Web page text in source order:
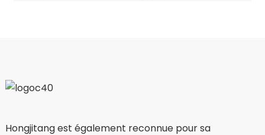
Hongjitang est également reconnue pour sa